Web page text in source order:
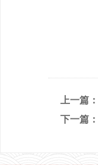
上一篇：
下一篇：